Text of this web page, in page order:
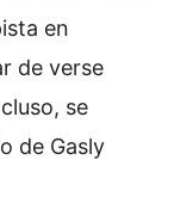
en
de verse
se
de Gasly